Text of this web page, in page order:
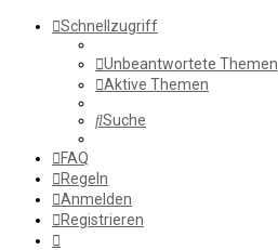
Schnellzugriff
Unbeantwortete Themen
Aktive Themen
Suche
FAQ
Regeln
Anmelden
Registrieren